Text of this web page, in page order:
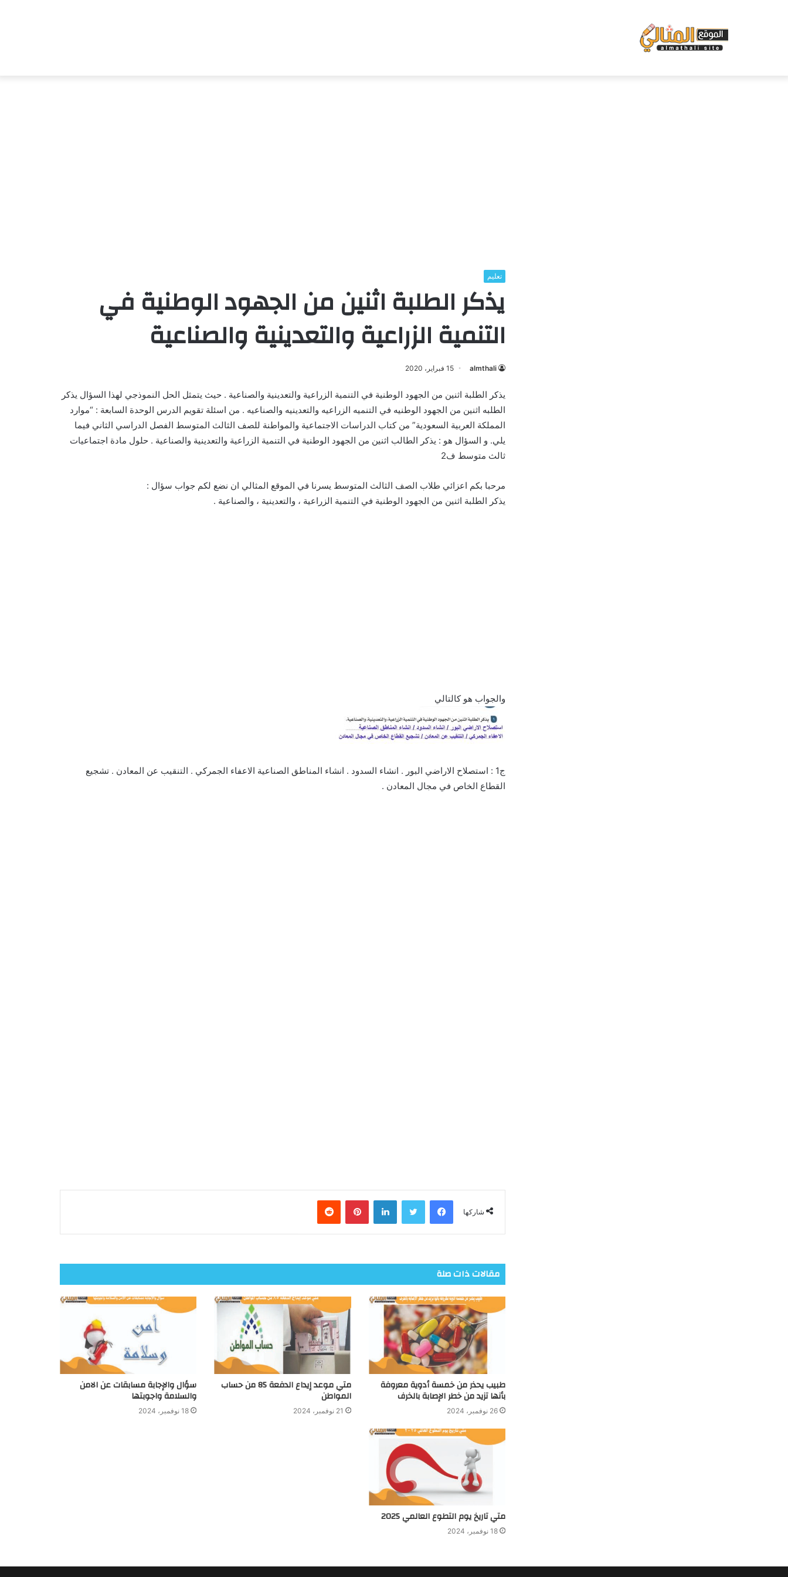
تعليم
يذكر الطلبة اثنين من الجهود الوطنية في
التنمية الزراعية والتعدينية والصناعية
almthali 15 فبراير، 2020
يذكر الطلبة اثنين من الجهود الوطنية في التنمية الزراعية والتعدينية والصناعية . حيث يتمثل الحل النموذجي لهذا السؤال يذكر
الطلبه اثنين من الجهود الوطنيه في التنميه الزراعيه والتعدينيه والصناعيه . من اسئلة تقويم الدرس الوحدة السابعة : “موارد
المملكة العربية السعودية” من كتاب الدراسات الاجتماعية والمواطنة للصف الثالث المتوسط الفصل الدراسي الثاني فيما
يلي. و السؤال هو : يذكر الطالب اثنين من الجهود الوطنية في التنمية الزراعية والتعدينية والصناعية . حلول مادة اجتماعيات
ثالث متوسط ف2
مرحبا بكم اعزائي طلاب الصف الثالث المتوسط يسرنا في الموقع المثالي ان نضع لكم جواب سؤال :
يذكر الطلبة اثنين من الجهود الوطنية في التنمية الزراعية ، والتعدينية ، والصناعية .
والجواب هو كالتالي
ج1 : استصلاح الاراضي البور . انشاء السدود . انشاء المناطق الصناعية الاعفاء الجمركي . التنقيب عن المعادن . تشجيع
القطاع الخاص في مجال المعادن .
شاركها
فيسبوك تويتر لينكدإن بينتيريست
مقالات ذات صلة
طبيب يحذر من خمسة أدوية معروفة
بأنها تزيد من خطر الإصابة بالخرف
26 نوفمبر، 2024
متي موعد إيداع الدفعة 85 من حساب
المواطن
21 نوفمبر، 2024
سؤال والإجابة مسابقات عن الامن
والسلامة واجوبتها
18 نوفمبر، 2024
متي تاريخ يوم التطوع العالمي 2025
18 نوفمبر، 2024